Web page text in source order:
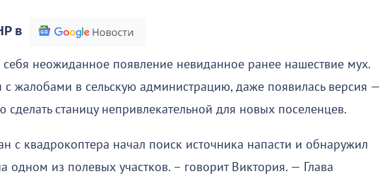
в
неожиданное появление невиданное ранее нашествие мух.
жалобами в сельскую администрацию, даже появилась версия —
сделать станицу непривлекательной для новых поселенцев.
с квадрокоптера начал поиск источника напасти и обнаружил
одном из полевых участков. – говорит Виктория. — Глава